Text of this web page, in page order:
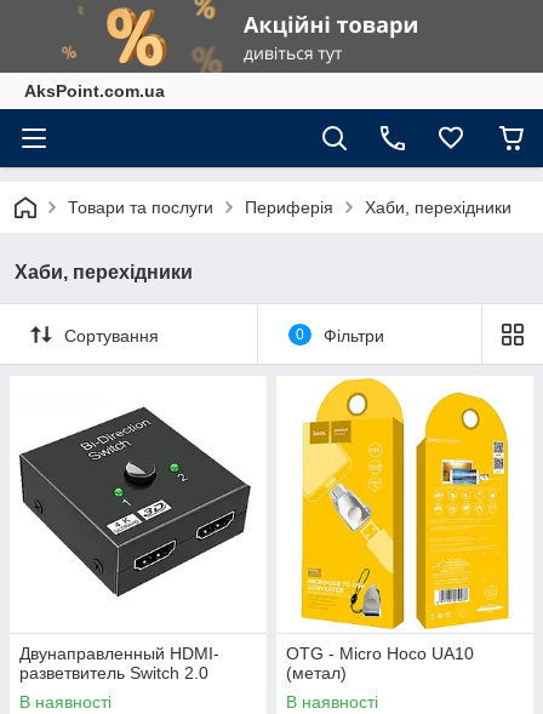
AksPoint.com.ua
Товари та послуги Периферія Хаби, перехідники
Хаби, перехідники
Сортування 0 Фільтри
Двунаправленный HDMI-
разветвитель Switch 2.0
В наявності
OTG - Micro Hoco UA10
(метал)
В наявності